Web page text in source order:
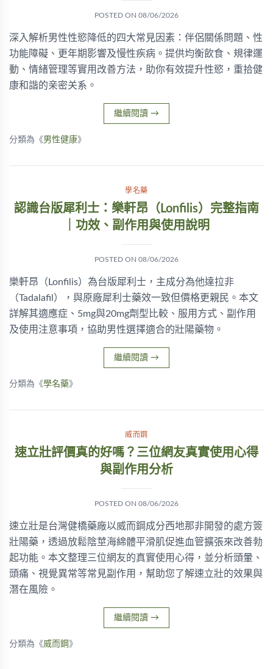
POSTED ON 08/06/2026
深入解析男性性慾降低的四大常見因素：伴侶關係問題、性
功能障礙、更年期影響及慢性疾病。提供均衡飲食、規律運
動、情緒管理等實用改善方法，助你有效提升性慾，重拾健
康和諧的亲密关系。
繼續閱讀 →
分類為《男性健康》
學名藥
認識台版犀利士：樂軒昂（Lonfilis）完整指南
｜功效、副作用與使用說明
POSTED ON 08/06/2026
樂軒昂（Lonfilis）為台版犀利士，主成分為他達拉非
（Tadalafil），與原廠犀利士藥效一致但價格更親民。本文
詳解其適應症、5mg與20mg劑型比較、服用方式、副作用
及使用注意事項，協助男性選擇適合的壯陽藥物。
繼續閱讀 →
分類為《學名藥》
威而鋼
速立壯評價真的好嗎？三位網友真實使用心得
與副作用分析
POSTED ON 08/06/2026
速立壯是台灣健橋藥廠以威而鋼成分西地那非開發的處方簽
壯陽藥，透過放鬆陰莖海綿體平滑肌促進血管擴張來改善勃
起功能。本文整理三位網友的真實使用心得，並分析頭暈、
頭痛、視覺異常等常見副作用，幫助您了解速立壯的效果與
潛在風險。
繼續閱讀 →
分類為《威而鋼 》